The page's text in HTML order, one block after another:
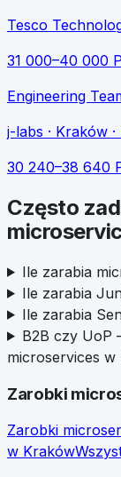
Tesco
31 000–40 000
Engineering
j-labs · Kraków
30 240–38 640
Często
Ile zarabia
Ile zarabia
Ile zarabia
B2B czy UoP
microservices w
Zarobki
Zarobki
w Kraków